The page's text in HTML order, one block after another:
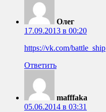
Олег
17.09.2013 в 00:20
https://vk.com/battle_ship
Ответить
mafffaka
05.06.2014 в 03:31